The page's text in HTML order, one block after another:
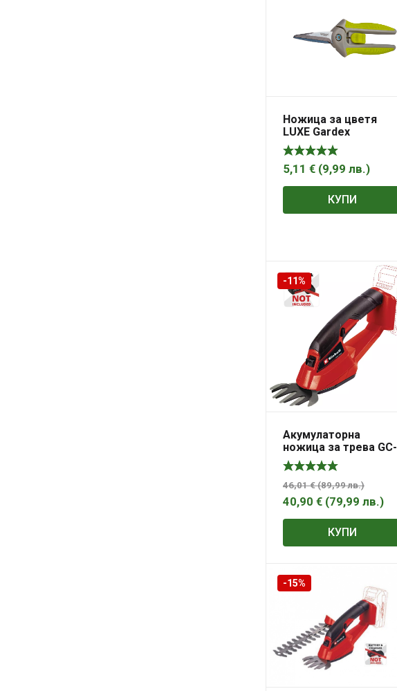
Ножица за цветя
LUXE Gardex
5,11 € (9,99 лв.)
КУПИ
-11%
Акумулаторна
ножица за трева GC-
CG 18/1 Li-Solo
46,01€ (89,99лв.)
40,90 € (79,99 лв.)
КУПИ
-15%